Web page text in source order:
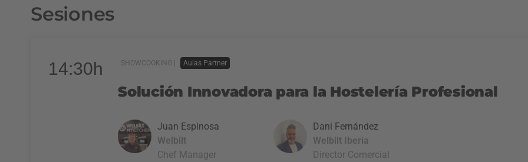
Sesiones
14:30h SHOWCOOKING | Aulas Partner
Solución Innovadora para la Hostelería Profesional
Juan Espinosa
Welbilt
Chef Manager
Dani Fernández
Welbilt Iberia
Director Comercial